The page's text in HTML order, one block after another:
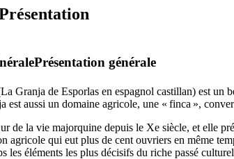
Présentation générale
La Granja de Esporlas en espagnol castillan) est un
est aussi un domaine agricole, une « finca »,
de la vie majorquine depuis le Xe siècle, et elle
agricole qui eut plus de cent ouvriers en même
les éléments les plus décisifs du riche passé